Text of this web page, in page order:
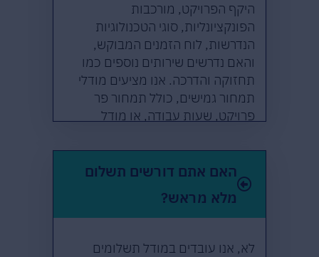
היקף הפרויקט, מורכבות
הפונקציונליות, סוגי הטכנולוגיות
הנדרשות, לוח הזמנים המבוקש,
והאם נדרשים שירותים נוספים כמו
תחזוקה והדרכה. אנו מציעים מודלי
תמחור גמישים, כולל תמחור פר
פרויקט, שעות עבודה, או מודל
והפרויקט.
האם אתם דורשים תשלום
מלא מראש?
לא, אנו עובדים במודל תשלומים